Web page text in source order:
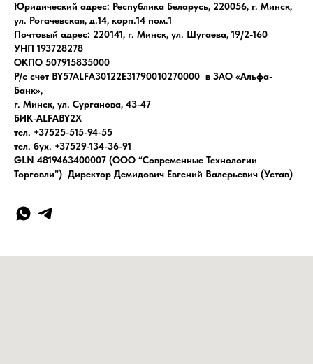
Юридический адрес: Республика Беларусь, 220056, г. Минск,
ул. Рогачевская, д.14, корп.14 пом.1
Почтовый адрес: 220141, г. Минск, ул. Шугаева, 19/2-160
УНП 193728278
ОКПО 507915835000
Р/с счет BY57ALFA30122E31790010270000 в ЗАО «Альфа-
Банк»,
г. Минск, ул. Сурганова, 43-47
БИК-ALFABY2X
тел. +37525-515-94-55
тел. бух. +37529-134-36-91
GLN 4819463400007 (ООО “Современные Технологии
Торговли”) Директор Демидович Евгений Валерьевич (Устав)